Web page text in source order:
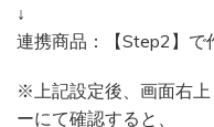
↓
連携商品：【Step2】で
※上記設定後、画面右
ーにて確認すると、